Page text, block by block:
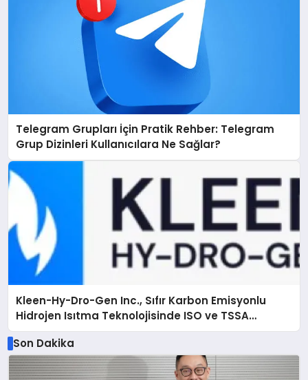
Telegram Grupları İçin Pratik Rehber: Telegram
Grup Dizinleri Kullanıcılara Ne Sağlar?
Kleen-Hy-Dro-Gen Inc., Sıfır Karbon Emisyonlu
Hidrojen Isıtma Teknolojisinde ISO ve TSSA
Düzenleyici Onaylarını Aldı
Son Dakika